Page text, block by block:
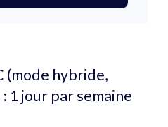
(mode hybride,
1 jour par semaine